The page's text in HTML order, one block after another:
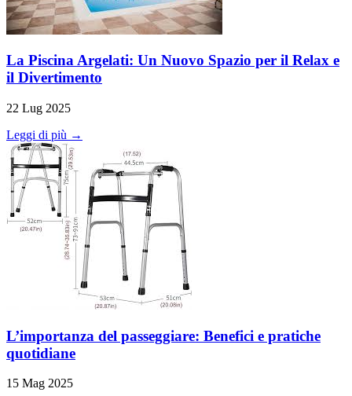
La Piscina Argelati: Un Nuovo Spazio per il Relax e
il Divertimento
22 Lug 2025
Leggi di più →
L’importanza del passeggiare: Benefici e pratiche
quotidiane
15 Mag 2025